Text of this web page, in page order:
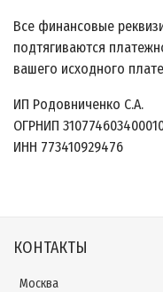
Все финансовые
подтягиваются
вашего исходного
ИП Родовниченко С.А.
ОГРНИП
ИНН 773410929476
КОНТАКТЫ
Москва